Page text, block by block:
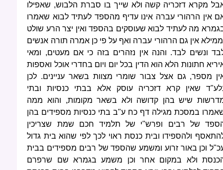
מקרא דזכריה קשה ולא שייך בו סברת הלבוש, שאפילו
אין הרהורי עברה אינו עדיף מהספד לעתיד לבוא שאמרו
מה לעתיד לבוא שעוסקים בהספד ואין יצר הרע שולט
אין גם הרהורי עברה ואף על פי כן אמרה תורה אנשים
ונשים לבד. והנה אין נזהרים בזה כי אם מעטים, ומאי
חתונות הלא הוא הדין בכל יום ויום בחדרי אוכל ואספות
מספר, גם אצל צבור שומרי מצוות בשאר עניינים. לכן
שאין קרא דזכריה עוסק אלא בבתי כנסיות ובתי
שיש בהן קדושה ולא בשאר מקומות, והוא ממה
במסכת מגילה דף כח ע"ב בתי כנסיות מספידים בהן
של רבים ופרש"י של תלמיד חכם שמת שצריכין
ולהספידו ובית כנסת ראוי לכך לפי שהוא בית גדול
וכן באור זרוע ומשמע שהספד של רבים מספידים בבית
ולא במקום אחר וכן משמע בגמרא שם שרפרם